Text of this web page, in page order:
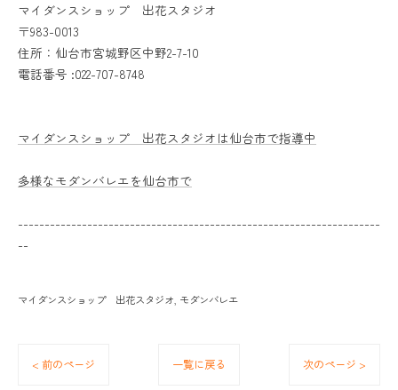
マイダンスショップ 出花スタジオ
〒983-0013
住所：仙台市宮城野区中野2-7-10
電話番号 :022-707-8748
マイダンスショップ 出花スタジオは仙台市で指導中
多様なモダンバレエを仙台市で
--------------------------------------------------------------------
--
マイダンスショップ 出花スタジオ モダンバレエ
< 前のページ 一覧に戻る 次のページ >